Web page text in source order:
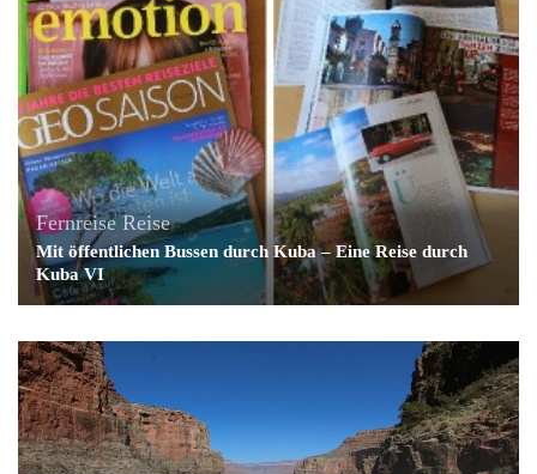
Fernreise Reise
Mit öffentlichen Bussen durch Kuba – Eine Reise durch
Kuba VI